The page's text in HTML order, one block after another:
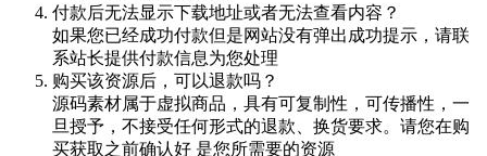
付款后无法显示下载地址或者无法查看内容？
如果您已经成功付款但是网站没有弹出成功提示，请联
系站长提供付款信息为您处理
购买该资源后，可以退款吗？
源码素材属于虚拟商品，具有可复制性，可传播性，一
旦授予，不接受任何形式的退款、换货要求。请您在购
买获取之前确认好 是您所需要的资源